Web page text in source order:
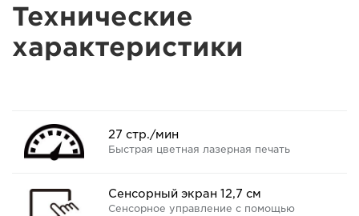
Технические
характеристики
27 стр./мин
Быстрая цветная лазерная печать
Сенсорный экран 12,7 см
Сенсорное управление с помощью